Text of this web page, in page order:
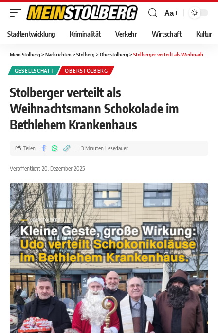
Aa
Stadtentwicklung Kriminalität Verkehr Wirtschaft Kultur
Mein Stolberg > Nachrichten > Stolberg > Oberstolberg > Stolberger verteilt als Weihnachtsmann Schokolade im Bethlehem Krankenhaus
GESELLSCHAFT OBERSTOLBERG
Stolberger verteilt als
Weihnachtsmann Schokolade im
Bethlehem Krankenhaus
Veröffentlicht 20. Dezember 2025
Teilen 3 Minuten Lesedauer